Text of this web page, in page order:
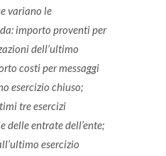
variano le
importo proventi per
dell’ultimo
costi per messaggi
esercizio chiuso;
tre esercizi
delle entrate dell’ente;
esercizio